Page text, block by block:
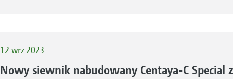
12 wrz 2023
Nowy siewnik nabudowany Centaya-C